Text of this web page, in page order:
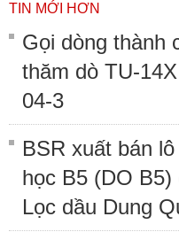
TIN MỚI HƠN
Gọi dòng thành
thăm dò TU-
04-3
BSR xuất bán
học B5 (DO
Lọc dầu Dung